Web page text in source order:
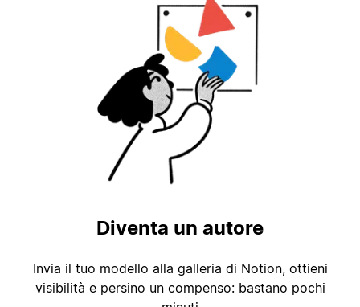
Diventa un autore
Invia il tuo modello alla galleria di Notion, ottieni
visibilità e persino un compenso: bastano pochi